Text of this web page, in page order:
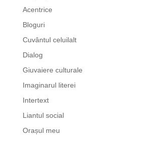
Acentrice
Bloguri
Cuvântul celuilalt
Dialog
Giuvaiere culturale
Imaginarul literei
Intertext
Liantul social
Orașul meu